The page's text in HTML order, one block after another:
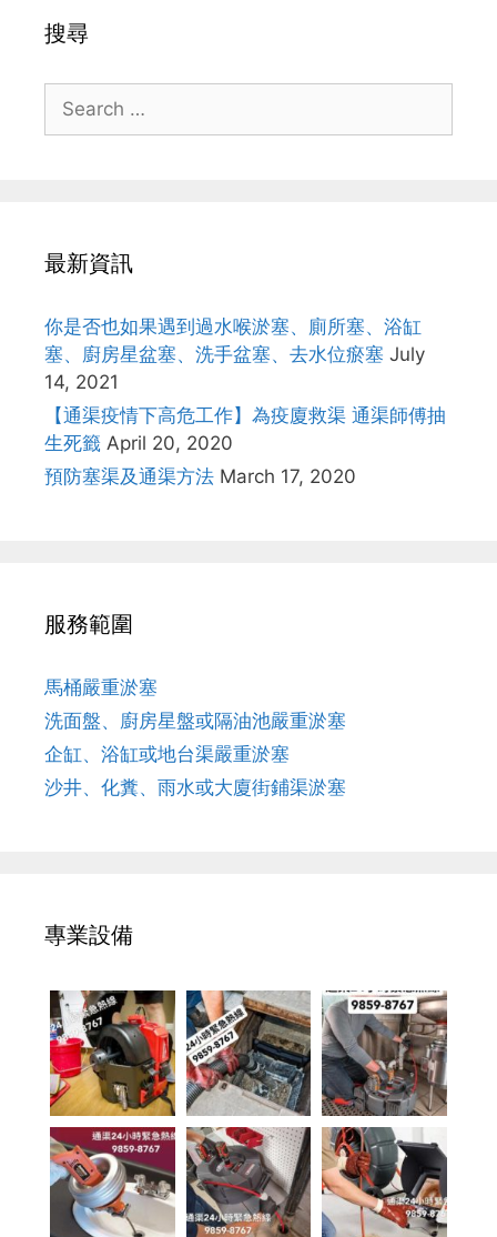
搜尋
for:
最新資訊
你是否也如果遇到過水喉淤塞、廁所塞、浴缸
塞、廚房星盆塞、洗手盆塞、去水位瘀塞 July
14, 2021
【通渠疫情下高危工作】為疫廈救渠 通渠師傅抽
生死籤 April 20, 2020
預防塞渠及通渠方法 March 17, 2020
服務範圍
馬桶嚴重淤塞
洗面盤、廚房星盤或隔油池嚴重淤塞
企缸、浴缸或地台渠嚴重淤塞
沙井、化糞、雨水或大廈街鋪渠淤塞
專業設備